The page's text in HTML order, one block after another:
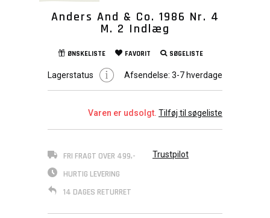
Anders And & Co. 1986 Nr. 4
M. 2 Indlæg
ØNSKELISTE FAVORIT SØGELISTE
Lagerstatus Afsendelse: 3-7 hverdage
Varen er udsolgt. Tilføj til søgeliste
FRI FRAGT OVER 499,-
HURTIG LEVERING
14 DAGES RETURRET
Trustpilot